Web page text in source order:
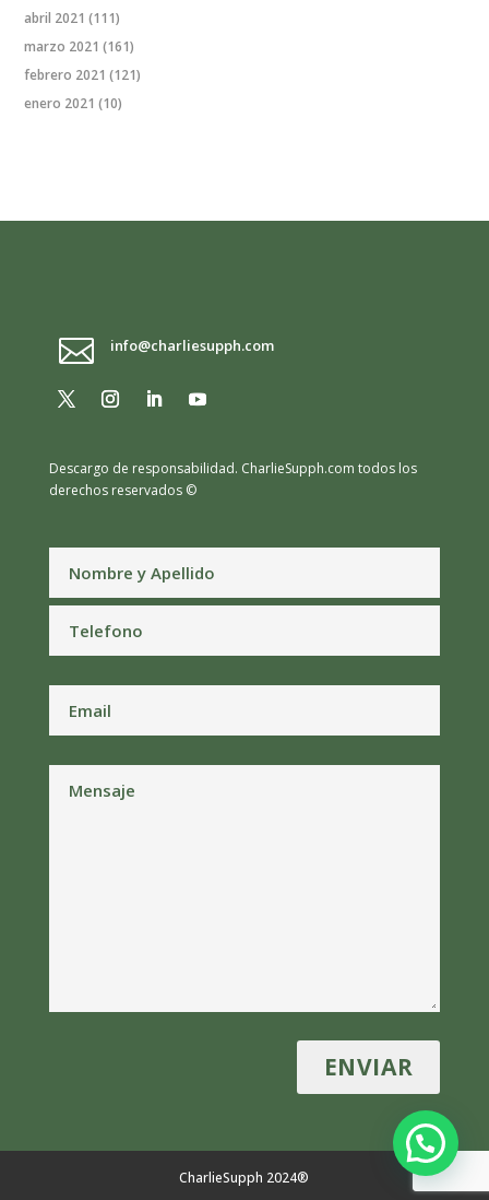
abril 2021 (111)
marzo 2021 (161)
febrero 2021 (121)
enero 2021 (10)
 info@charliesupph.com
Descargo de responsabilidad. CharlieSupph.com todos los
derechos reservados ©
CharlieSupph 2024®